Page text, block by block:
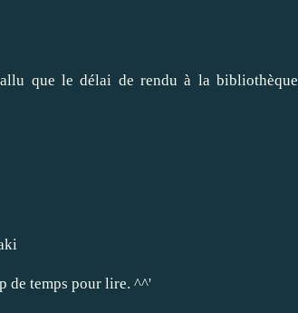
que le délai de rendu à la bibliothèque
de temps pour lire. ^^'